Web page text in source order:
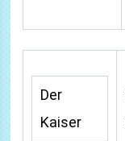
Der
Kaiser